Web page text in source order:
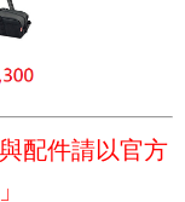
配件請以官方